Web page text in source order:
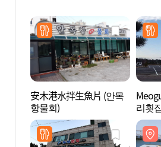
安木港水拌生魚片 (안목
항물회)
리횟